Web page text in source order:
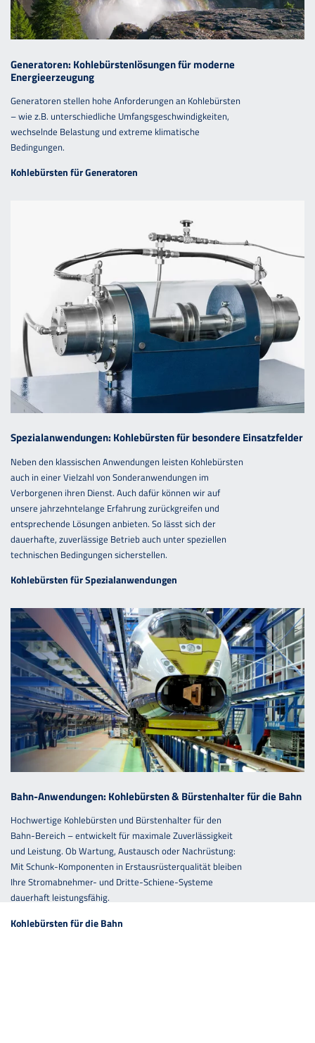
Generatoren: Kohlebürstenlösungen für moderne
Energieerzeugung
Generatoren stellen hohe Anforderungen an Kohlebürsten
– wie z.B. unterschiedliche Umfangsgeschwindigkeiten,
wechselnde Belastung und extreme klimatische
Bedingungen.
Kohlebürsten für Generatoren
Spezialanwendungen: Kohlebürsten für besondere Einsatzfelder
Neben den klassischen Anwendungen leisten Kohlebürsten
auch in einer Vielzahl von Sonderanwendungen im
Verborgenen ihren Dienst. Auch dafür können wir auf
unsere jahrzehntelange Erfahrung zurückgreifen und
entsprechende Lösungen anbieten. So lässt sich der
dauerhafte, zuverlässige Betrieb auch unter speziellen
technischen Bedingungen sicherstellen.
Kohlebürsten für Spezialanwendungen
Bahn-Anwendungen: Kohlebürsten & Bürstenhalter für die Bahn
Hochwertige Kohlebürsten und Bürstenhalter für den
Bahn-Bereich – entwickelt für maximale Zuverlässigkeit
und Leistung. Ob Wartung, Austausch oder Nachrüstung:
Mit Schunk-Komponenten in Erstausrüsterqualität bleiben
Ihre Stromabnehmer- und Dritte-Schiene-Systeme
dauerhaft leistungsfähig.
Kohlebürsten für die Bahn